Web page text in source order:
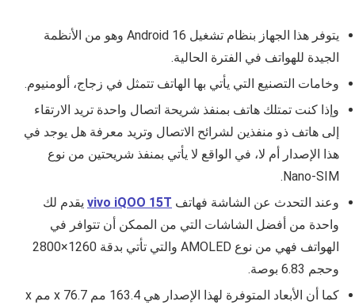
يتوفر هذا الجهاز بنظام تشغيل Android 16 وهو من الأنظمة
الجيدة للهواتف في الفترة الحالية.
وخامات التصنيع التي يأتي بها الهاتف تتمثل في زجاج، ألومنيوم.
وإذا كنت تمتلك هاتف بمنفذ شريحة اتصال واحدة تريد الارتقاء
إلى هاتف ذو منفذين لشرائح الاتصال وتريد معرفة هل يوجد في
هذا الإصدار أم لا، في الواقع لا يأتي بمنفذ شريحتين من نوع
Nano-SIM.
وعند التحدث عن الشاشة فهاتف vivo iQOO 15T يقدم لك
واحدة من أفضل الشاشات التي من الممكن أن تتوافر في
الهواتف فهي من نوع AMOLED والتي تأتي بدقة 1260×2800
وحجم 6.83 بوصة.
كما أن الأبعاد المتوفرة لهذا الإصدار هي 163.4 مم x 76.7 مم x